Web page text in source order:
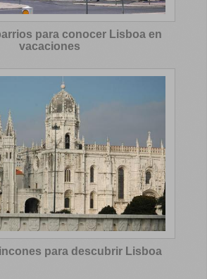
para conocer Lisboa en
vacaciones
para descubrir Lisboa